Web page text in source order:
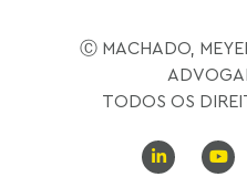
Ⓒ MACHADO,
TODOS OS